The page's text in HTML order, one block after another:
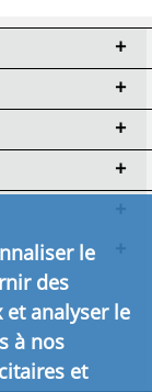
le
des
analyser le
à nos
et